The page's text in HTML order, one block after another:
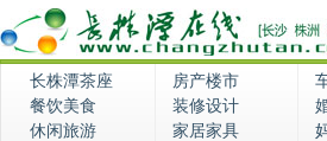
长株潭茶座 房产楼市
餐饮美食
装修设计
休闲旅游
家居家具